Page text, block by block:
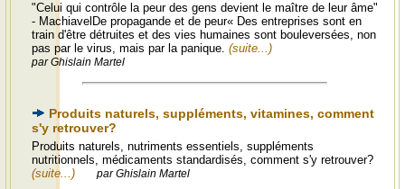
"Celui qui contrôle la peur des gens devient le maître de leur âme"
- MachiavelDe propagande et de peur« Des entreprises sont en
train d'être détruites et des vies humaines sont bouleversées, non
pas par le virus, mais par la panique. (suite...)
par Ghislain Martel
Produits naturels, suppléments, vitamines, comment
s'y retrouver?
Produits naturels, nutriments essentiels, suppléments
nutritionnels, médicaments standardisés, comment s'y retrouver?
(suite...)
par Ghislain Martel